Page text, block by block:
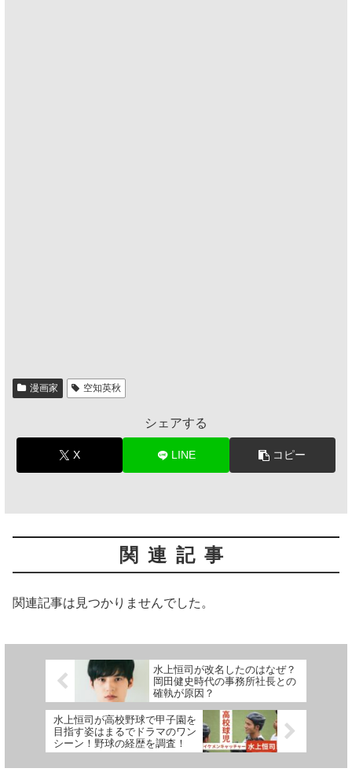
漫画家 空知英秋
シェアする
X LINE コピー
関連記事
関連記事は見つかりませんでした。
水上恒司が改名したのはなぜ？
岡田健史時代の事務所社長との
確執が原因？
水上恒司が高校野球で甲子園を
目指す姿はまるでドラマのワン
シーン！野球の経歴を調査！